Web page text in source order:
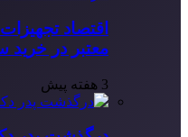
اقتصاد
معتبر در
3 هفته پیش